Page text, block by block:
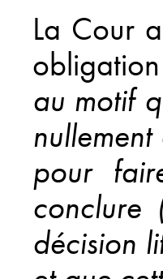
La Cour
au motif
pour
décision